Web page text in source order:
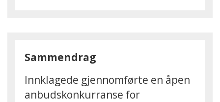
Sammendrag
Innklagede gjennomførte en åpen
anbudskonkurranse for